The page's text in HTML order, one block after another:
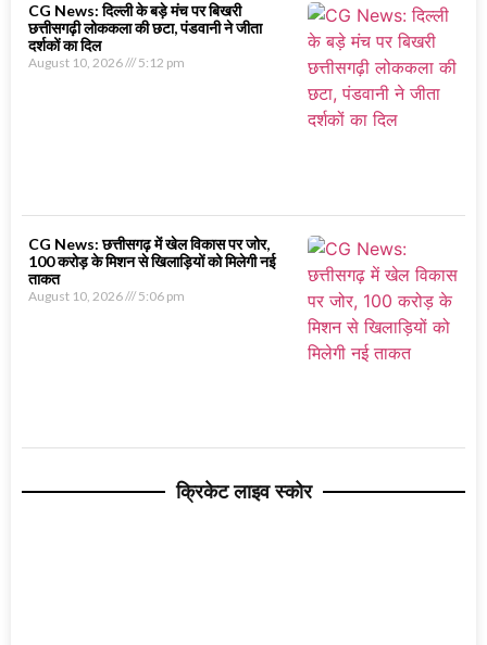
CG News: दिल्ली के बड़े मंच पर बिखरी
छत्तीसगढ़ी लोककला की छटा, पंडवानी ने जीता
दर्शकों का दिल
August 10, 2026 5:12 pm
CG News: छत्तीसगढ़ में खेल विकास पर जोर,
100 करोड़ के मिशन से खिलाड़ियों को मिलेगी नई
ताकत
August 10, 2026 5:06 pm
क्रिकेट लाइव स्कोर